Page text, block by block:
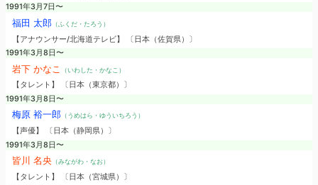
1991年3月7日〜
福田 太郎（ふくだ・たろう）
【アナウンサー/北海道テレビ】 〔日本（佐賀県）〕
1991年3月8日〜
岩下 かなこ （いわした・かなこ）
【タレント】 〔日本（東京都）〕
1991年3月8日〜
梅原 裕一郎（うめはら・ゆういちろう）
【声優】 〔日本（静岡県）〕
1991年3月8日〜
皆川 名央（みながわ・なお）
【タレント】 〔日本（宮城県）〕